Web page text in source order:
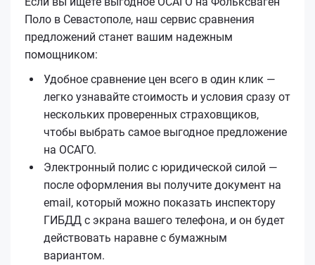
Поло в Севастополе, наш сервис сравнения
предложений станет вашим надежным
помощником:
Удобное сравнение цен всего в один клик —
легко узнавайте стоимость и условия сразу от
нескольких проверенных страховщиков,
чтобы выбрать самое выгодное предложение
на ОСАГО.
Электронный полис с юридической силой —
после оформления вы получите документ на
email, который можно показать инспектору
ГИБДД с экрана вашего телефона, и он будет
действовать наравне с бумажным
вариантом.